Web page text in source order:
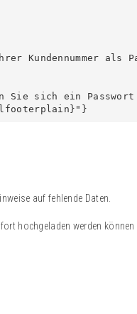
Kundennummer als
Sie sich ein
auf fehlende Daten.
hochgeladen werden